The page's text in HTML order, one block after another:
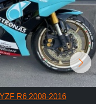
R6 2008-2016